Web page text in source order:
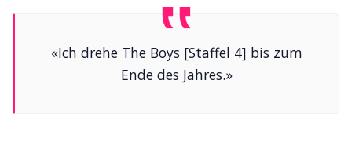
«Ich drehe The Boys [Staffel 4] bis zum
Ende des Jahres.»